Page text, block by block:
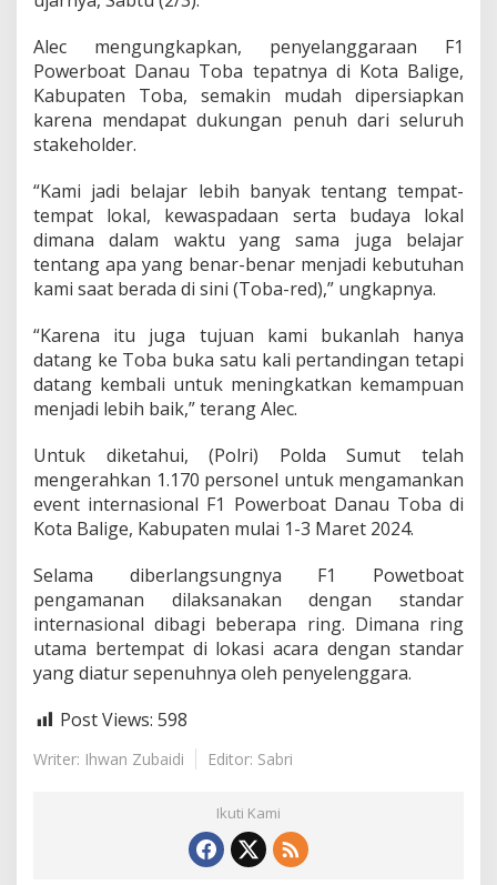
a
t
:
T
m
a
K
a
s
i
P
o
i
a
a
r
a
P
o
l
d
a
S
m
t
Alec mengungkapkan, penyelanggaraan F1
Powerboat Danau Toba tepatnya di Kota Balige,
Kabupaten Toba, semakin mudah dipersiapkan
karena mendapat dukungan penuh dari seluruh
stakeholder.
“Kami jadi belajar lebih banyak tentang tempat-
tempat lokal, kewaspadaan serta budaya lokal
dimana dalam waktu yang sama juga belajar
tentang apa yang benar-benar menjadi kebutuhan
kami saat berada di sini (Toba-red),” ungkapnya.
“Karena itu juga tujuan kami bukanlah hanya
datang ke Toba buka satu kali pertandingan tetapi
datang kembali untuk meningkatkan kemampuan
menjadi lebih baik,” terang Alec.
Untuk diketahui, (Polri) Polda Sumut telah
mengerahkan 1.170 personel untuk mengamankan
event internasional F1 Powerboat Danau Toba di
Kota Balige, Kabupaten mulai 1-3 Maret 2024.
Selama diberlangsungnya F1 Powetboat
pengamanan dilaksanakan dengan standar
internasional dibagi beberapa ring. Dimana ring
utama bertempat di lokasi acara dengan standar
yang diatur sepenuhnya oleh penyelenggara.
Post Views: 598
Writer: Ihwan Zubaidi Editor: Sabri
Ikuti Kami